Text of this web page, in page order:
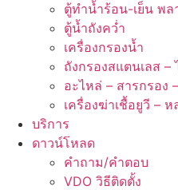
ตู้ทำน้ำร้อน-เย็น พล
ตู้น้ำถังคว่ำ
เครื่องกรองน้ำ
ถังกรองสแตนเลส –
อะไหล่ – สารกรอง
เครื่องฆ่าเชื้อยูวี – ห
บริการ
ดาวน์โหลด
คำถาม/คำตอบ
VDO วิธีติดตั้ง